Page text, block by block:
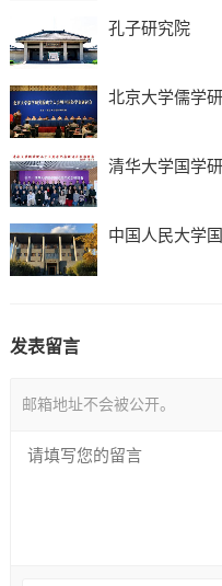
孔子研究院
北京大学儒学
清华大学国学
中国人民大学
发表留言
邮箱地址不会被公开。